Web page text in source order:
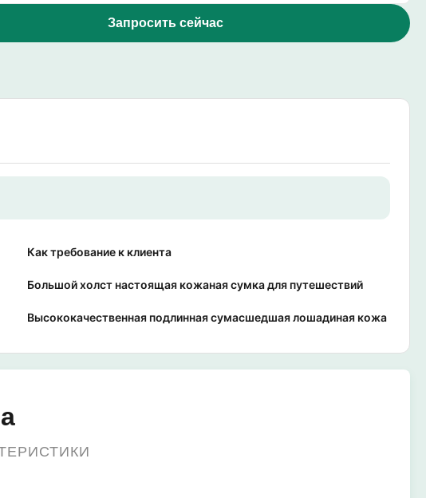
Запросить сейчас
Как требование к клиента
Большой холст настоящая кожаная сумка для путешествий
Высококачественная подлинная сумасшедшая лошадиная кожа